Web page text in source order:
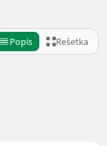
Popis Rešetka